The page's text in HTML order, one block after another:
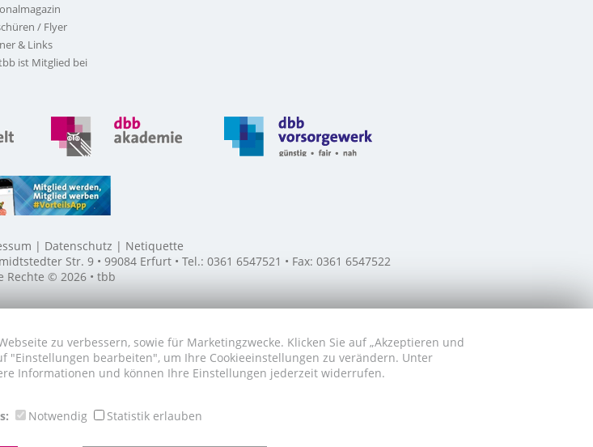
/ Flyer
& Links
ist Mitglied bei
Datenschutz
Netiquette
Str. 9 • 99084 Erfurt • Tel.: 0361 6547521 • Fax: 0361 6547522
Rechte © 2026 • tbb
zu verbessern, sowie für Marketingzwecke. Klicken Sie auf „Akzeptieren und
"Einstellungen bearbeiten", um Ihre Cookieeinstellungen zu verändern. Unter
Informationen und können Ihre Einstellungen jederzeit widerrufen.
Notwendig Statistik erlauben